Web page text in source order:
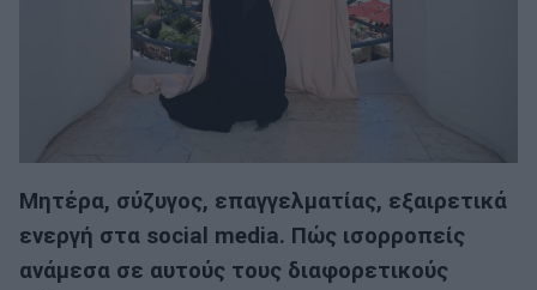
Μητέρα, σύζυγος, επαγγελματίας, εξαιρετικά
ενεργή στα social media. Πώς ισορροπείς
ανάμεσα σε αυτούς τους διαφορετικούς